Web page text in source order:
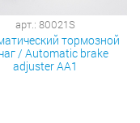
арт.: 80021S
тормозной
/ Automatic brake
adjuster AA1